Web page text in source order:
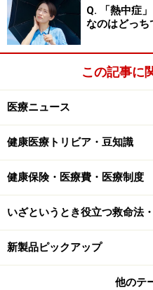
では、コーヒーを飲むべ
か？ それは、コルチゾー
午後2時から5時にかけ
の2つの時間帯が、コー
に良い時間帯だといえま
カフェインがコルチゾー
に防ぐことができ、カフ
です。そしてコルチゾー
目覚めの一杯のコーヒー
Q. 「熱中症
なのはどっち
この記事に
医療ニュース
健康医療トリビア・豆知識
健康保険・医療費・医療制度
いざというとき役立つ救命法
新製品ピックアップ
他のテ